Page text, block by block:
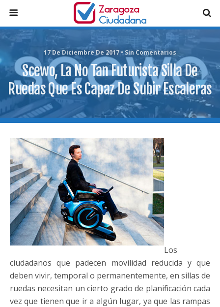
17 De Diciembre De 2017 • Sin Comentarios
Scewo, La No Tan Futurista Silla De
Ruedas Que Es Capaz De Subir Escaleras
Los
ciudadanos que padecen movilidad reducida y que
deben vivir, temporal o permanentemente, en sillas de
ruedas necesitan un cierto grado de planificación cada
vez que tienen que ir a algún lugar, ya que las rampas